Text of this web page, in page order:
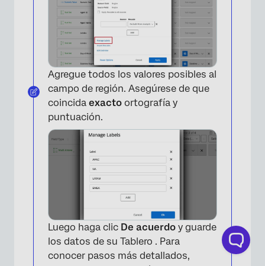
Agregue todos los valores posibles al
campo de región. Asegúrese de que
coincida exacto ortografía y
puntuación.
Luego haga clic De acuerdo y guarde
los datos de su Tablero . Para
conocer pasos más detallados,